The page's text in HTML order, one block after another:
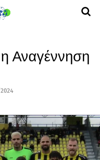
η Αναγέννηση